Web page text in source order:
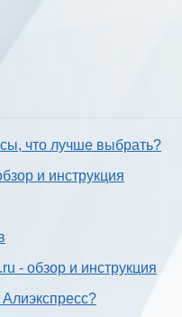
что лучше выбрать?
и инструкция
- обзор и инструкция